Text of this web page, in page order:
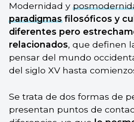
Modernidad y
paradigmasfilosóficos y
diferentes pero
relacionados, que definen
pensar del mundo
del siglo XV hasta
Se trata de dos formas de
presentan puntos de